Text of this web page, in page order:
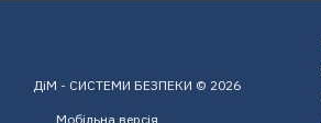
ДіМ - СИСТЕМИ БЕЗПЕКИ © 2026
Мобільна версія